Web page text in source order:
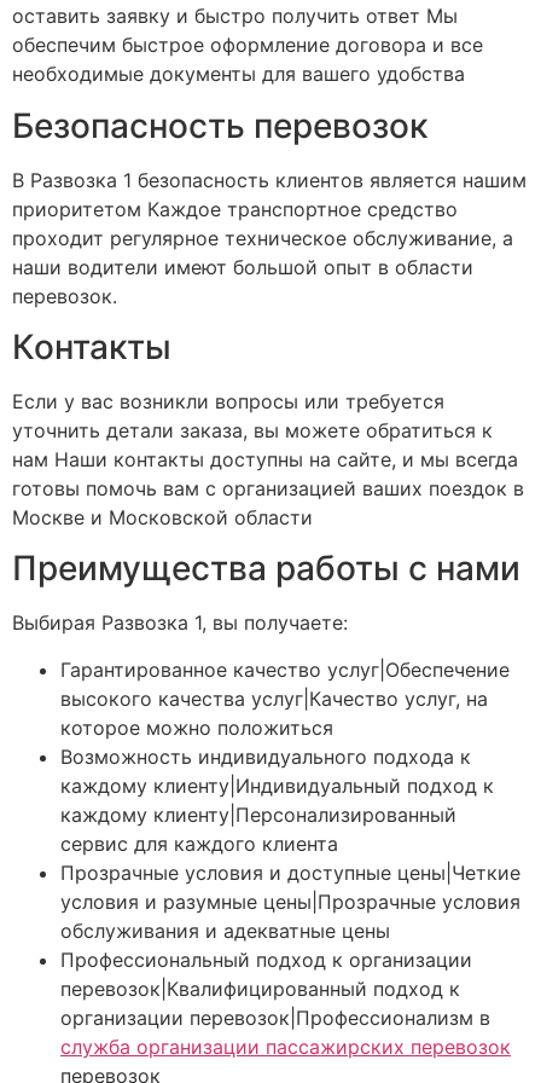
оставить заявку и быстро получить ответ Мы
обеспечим быстрое оформление договора и все
необходимые документы для вашего удобства
Безопасность перевозок
В Развозка 1 безопасность клиентов является нашим
приоритетом Каждое транспортное средство
проходит регулярное техническое обслуживание, а
наши водители имеют большой опыт в области
перевозок.
Контакты
Если у вас возникли вопросы или требуется
уточнить детали заказа, вы можете обратиться к
нам Наши контакты доступны на сайте, и мы всегда
готовы помочь вам с организацией ваших поездок в
Москве и Московской области
Преимущества работы с нами
Выбирая Развозка 1, вы получаете:
Гарантированное качество услуг|Обеспечение
высокого качества услуг|Качество услуг, на
которое можно положиться
Возможность индивидуального подхода к
каждому клиенту|Индивидуальный подход к
каждому клиенту|Персонализированный
сервис для каждого клиента
Прозрачные условия и доступные цены|Четкие
условия и разумные цены|Прозрачные условия
обслуживания и адекватные цены
Профессиональный подход к организации
перевозок|Квалифицированный подход к
организации перевозок|Профессионализм в
служба организации пассажирских перевозок
перевозок